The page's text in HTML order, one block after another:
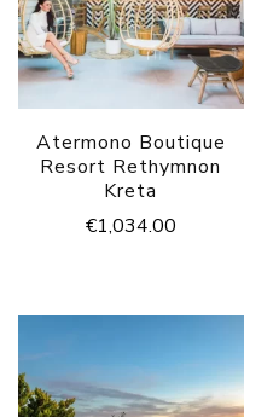
Atermono Boutique
Resort Rethymnon
Kreta
€1,034.00